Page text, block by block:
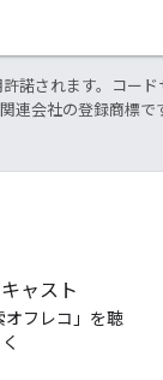
許諾されます。コード
連会社の登録商標で
ャスト
オフレコ」を聴
く